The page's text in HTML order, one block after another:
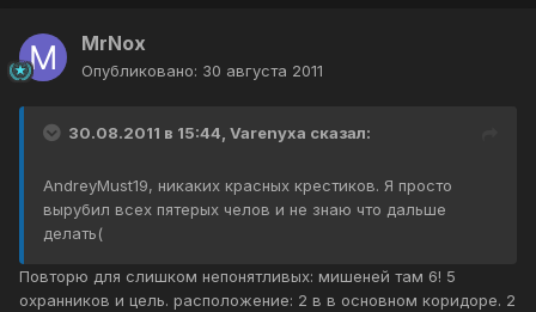
MrNox
Опубликовано: 30 августа 2011
30.08.2011 в 15:44, Varenyxa сказал:
AndreyMust19, никаких красных крестиков. Я просто
вырубил всех пятерых челов и не знаю что дальше
делать(
Повторю для слишком непонятливых: мишеней там 6! 5
охранников и цель. расположение: 2 в в основном коридоре. 2